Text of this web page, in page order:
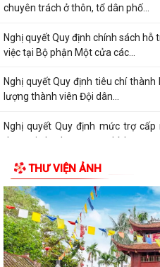
chuyên trách ở thôn, tổ dân phố...
Nghị quyết Quy định chính sách
việc tại Bộ phận Một cửa các...
Nghị quyết Quy định tiêu chí
lượng thành viên Đội dân...
Nghị quyết Quy định mức trợ
tham gia lực lượng xung kích...
Nghị quyết Đặt tên đường, phố
thành phố Hải Phòng
Nghị quyết Quy định mức thu
đồng nhân dân thành phố đối với...
Nghị quyết Quy định nội dung và
THƯ VIỆN ẢNH